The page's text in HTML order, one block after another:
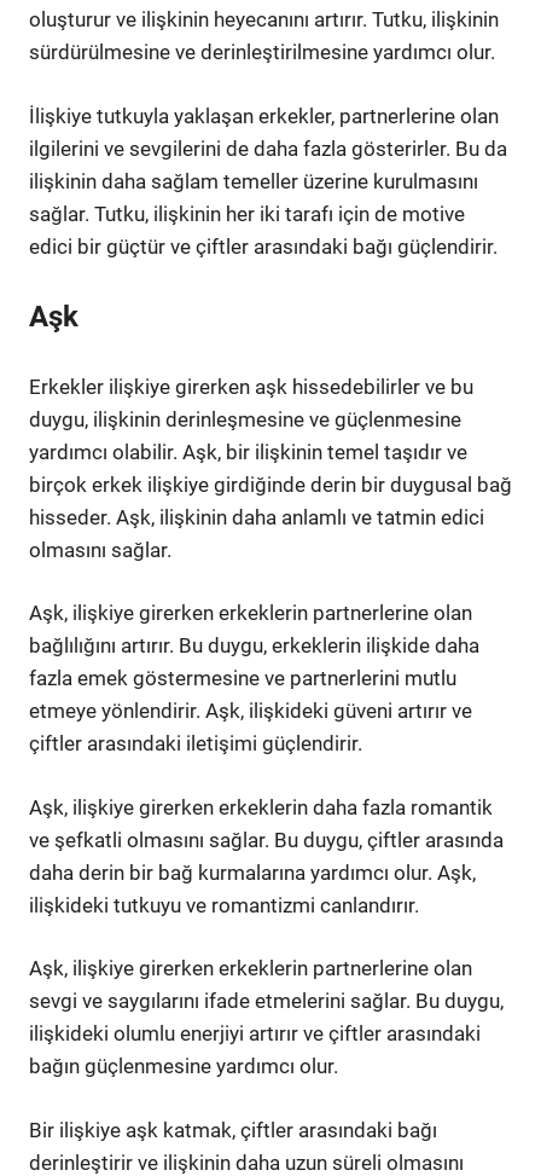
oluşturur ve ilişkinin heyecanını artırır. Tutku, ilişkinin
sürdürülmesine ve derinleştirilmesine yardımcı olur.
İlişkiye tutkuyla yaklaşan erkekler, partnerlerine olan
ilgilerini ve sevgilerini de daha fazla gösterirler. Bu da
ilişkinin daha sağlam temeller üzerine kurulmasını
sağlar. Tutku, ilişkinin her iki tarafı için de motive
edici bir güçtür ve çiftler arasındaki bağı güçlendirir.
Aşk
Erkekler ilişkiye girerken aşk hissedebilirler ve bu
duygu, ilişkinin derinleşmesine ve güçlenmesine
yardımcı olabilir. Aşk, bir ilişkinin temel taşıdır ve
birçok erkek ilişkiye girdiğinde derin bir duygusal bağ
hisseder. Aşk, ilişkinin daha anlamlı ve tatmin edici
olmasını sağlar.
Aşk, ilişkiye girerken erkeklerin partnerlerine olan
bağlılığını artırır. Bu duygu, erkeklerin ilişkide daha
fazla emek göstermesine ve partnerlerini mutlu
etmeye yönlendirir. Aşk, ilişkideki güveni artırır ve
çiftler arasındaki iletişimi güçlendirir.
Aşk, ilişkiye girerken erkeklerin daha fazla romantik
ve şefkatli olmasını sağlar. Bu duygu, çiftler arasında
daha derin bir bağ kurmalarına yardımcı olur. Aşk,
ilişkideki tutkuyu ve romantizmi canlandırır.
Aşk, ilişkiye girerken erkeklerin partnerlerine olan
sevgi ve saygılarını ifade etmelerini sağlar. Bu duygu,
ilişkideki olumlu enerjiyi artırır ve çiftler arasındaki
bağın güçlenmesine yardımcı olur.
Bir ilişkiye aşk katmak, çiftler arasındaki bağı
derinleştirir ve ilişkinin daha uzun süreli olmasını